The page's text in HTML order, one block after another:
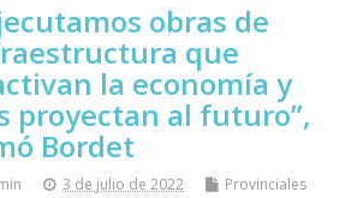
obras de
que
la economía y
proyectan al futuro”,
Bordet
3 de julio de 2022 Provinciales